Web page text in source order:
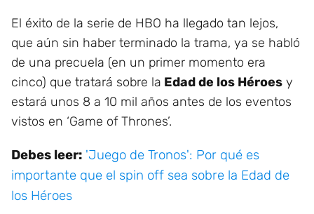
El éxito de la serie de HBO ha llegado tan lejos,
que aún sin haber terminado la trama, ya se habló
de una precuela (en un primer momento era
cinco) que tratará sobre la Edad de los Héroes y
estará unos 8 a 10 mil años antes de los eventos
vistos en ‘Game of Thrones’.
Debes leer: 'Juego de Tronos': Por qué es
importante que el spin off sea sobre la Edad de
los Héroes